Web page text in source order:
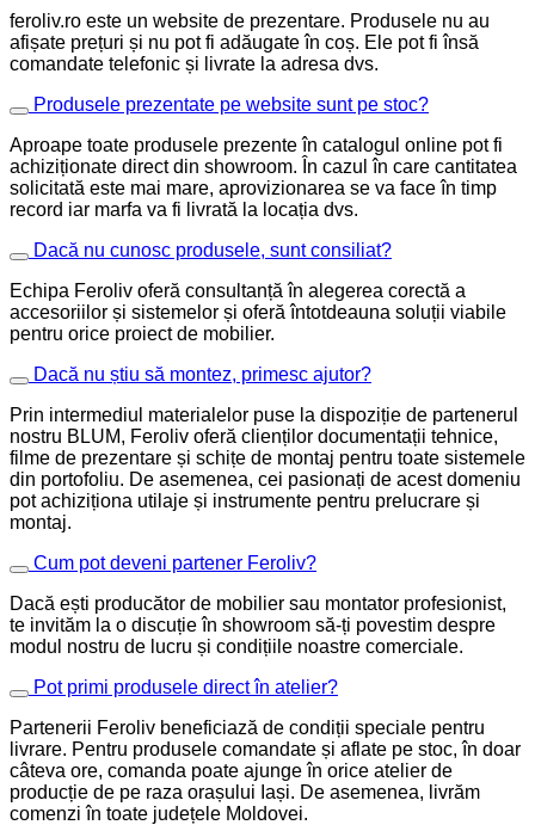
feroliv.ro este un website de prezentare. Produsele nu au
afișate prețuri și nu pot fi adăugate în coș. Ele pot fi însă
comandate telefonic și livrate la adresa dvs.
Produsele prezentate pe website sunt pe stoc?
Aproape toate produsele prezente în catalogul online pot fi
achiziționate direct din showroom. În cazul în care cantitatea
solicitată este mai mare, aprovizionarea se va face în timp
record iar marfa va fi livrată la locația dvs.
Dacă nu cunosc produsele, sunt consiliat?
Echipa Feroliv oferă consultanță în alegerea corectă a
accesoriilor și sistemelor și oferă întotdeauna soluții viabile
pentru orice proiect de mobilier.
Dacă nu știu să montez, primesc ajutor?
Prin intermediul materialelor puse la dispoziție de partenerul
nostru BLUM, Feroliv oferă clienților documentații tehnice,
filme de prezentare și schițe de montaj pentru toate sistemele
din portofoliu. De asemenea, cei pasionați de acest domeniu
pot achiziționa utilaje și instrumente pentru prelucrare și
montaj.
Cum pot deveni partener Feroliv?
Dacă ești producător de mobilier sau montator profesionist,
te invităm la o discuție în showroom să-ți povestim despre
modul nostru de lucru și condițiile noastre comerciale.
Pot primi produsele direct în atelier?
Partenerii Feroliv beneficiază de condiții speciale pentru
livrare. Pentru produsele comandate și aflate pe stoc, în doar
câteva ore, comanda poate ajunge în orice atelier de
producție de pe raza orașului Iași. De asemenea, livrăm
comenzi în toate județele Moldovei.